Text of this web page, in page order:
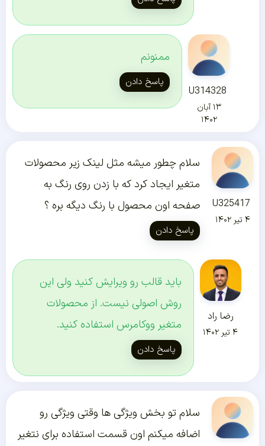
U314328
۱۳ آبان
۱۴۰۲
ممنونم
پاسخ دادن
U325417
۴ تیر ۱۴۰۲
سلام چطور میشه مثل لینک زیر محصولات
متغیر ایجاد کرد که با زدن روی رنگ به
صفحه اون محصول با رنگ دیگه بره ؟
پاسخ دادن
رضا راد
۴ تیر ۱۴۰۲
باید قالب رو ویرایش کنید ولی این
روش اصولی نیست. از محصولات
متغیر ووکامرس استفاده کنید.
پاسخ دادن
سلام تو بخش ویژگی ها وقتی ویژگی رو
اضافه میکنم اون قسمت استفاده برای نتغیر